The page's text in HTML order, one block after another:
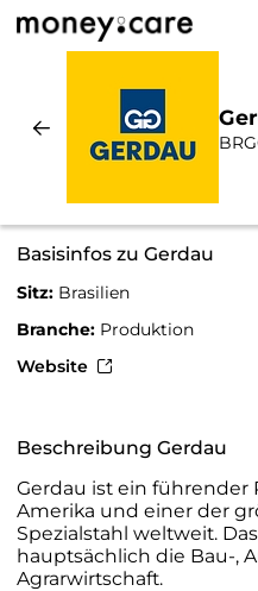
Basisinfos zu Gerdau
Sitz: Brasilien
Branche: Produktion
Website
Beschreibung Gerdau
Gerdau ist ein führender
Amerika und einer der
Spezialstahl weltweit.
hauptsächlich die Bau-,
Agrarwirtschaft.